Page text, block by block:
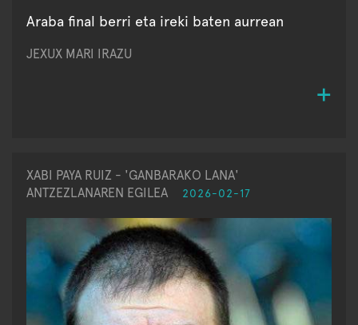
Araba final berri eta ireki baten aurrean
JEXUX MARI IRAZU
XABI PAYA RUIZ - 'GANBARAKO LANA'
ANTZEZLANAREN EGILEA
2026-02-17